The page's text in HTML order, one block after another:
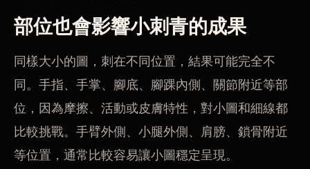
部位也會影響小刺青的成果
同樣大小的圖，刺在不同位置，結果可能完全不
同。手指、手掌、腳底、腳踝內側、關節附近等部
位，因為摩擦、活動或皮膚特性，對小圖和細線都
比較挑戰。手臂外側、小腿外側、肩膀、鎖骨附近
等位置，通常比較容易讓小圖穩定呈現。